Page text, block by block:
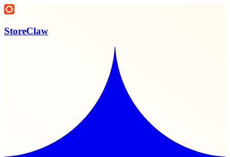
StoreClaw